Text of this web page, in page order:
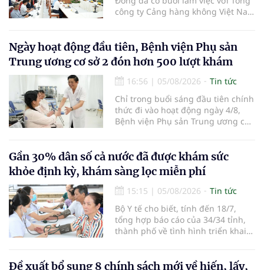
công ty Cảng hàng không Việt Nam
tác giữa tỉnh Lâm Đồng và ACV
trong việc phục hồi hoạt động
hàng không, thúc đẩy mở mới các
đường bay nội địa và quốc tế.
Ngày hoạt động đầu tiên, Bệnh viện Phụ sản
Trung ương cơ sở 2 đón hơn 500 lượt khám
16:56 | 05/08/2026
Tin tức
Chỉ trong buổi sáng đầu tiên chính
thức đi vào hoạt động ngày 4/8,
Bệnh viện Phụ sản Trung ương cơ
em bé đầu tiên chào đời.
Gần 30% dân số cả nước đã được khám sức
khỏe định kỳ, khám sàng lọc miễn phí
15:15 | 05/08/2026
Tin tức
Bộ Y tế cho biết, tính đến 18/7,
tổng hợp báo cáo của 34/34 tỉnh,
thành phố về tình hình triển khai
nhận 32.286.360 người, chiếm gần
Đề xuất bổ sung 8 chính sách mới về hiến, lấy,